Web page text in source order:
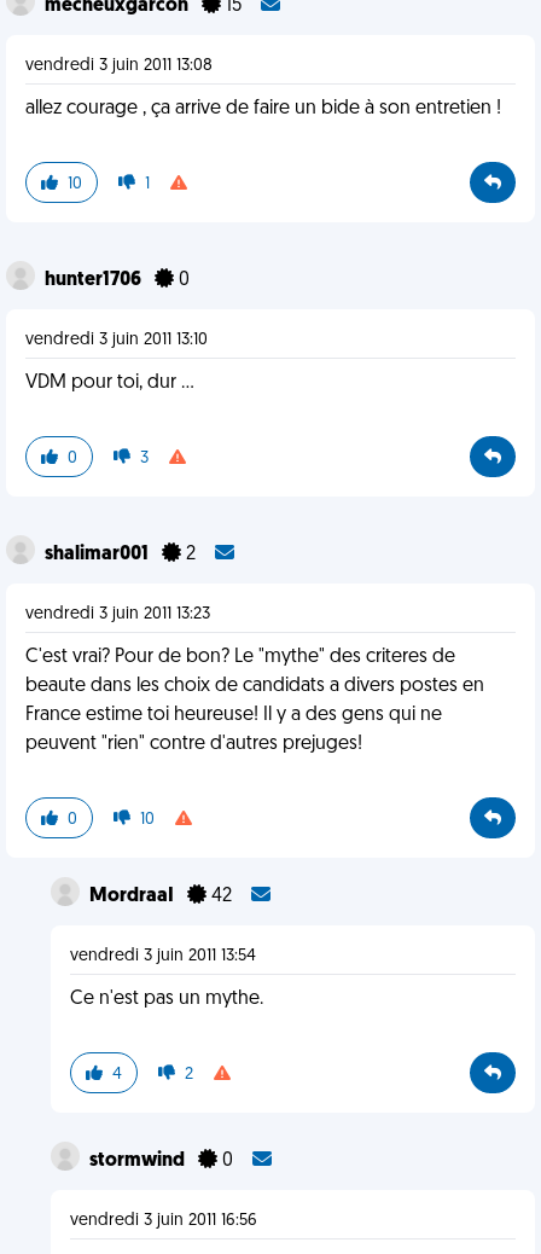
mecheuxgarcon 15
vendredi 3 juin 2011 13:08
allez courage , ça arrive de faire un bide à son entretien !
10 1
hunter1706 0
vendredi 3 juin 2011 13:10
VDM pour toi, dur ...
0 3
shalimar001 2
vendredi 3 juin 2011 13:23
C'est vrai? Pour de bon? Le "mythe" des criteres de
beaute dans les choix de candidats a divers postes en
France estime toi heureuse! Il y a des gens qui ne
peuvent "rien" contre d'autres prejuges!
0 10
MordraaI 42
vendredi 3 juin 2011 13:54
Ce n'est pas un mythe.
4 2
stormwind 0
vendredi 3 juin 2011 16:56